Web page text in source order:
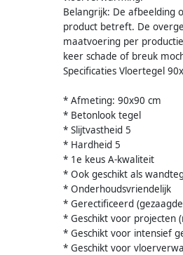
Belangrijk: De afbeelding
product betreft. De
maatvoering per
keer schade of breuk
Specificaties Vloertegel
* Afmeting: 90x90 cm
* Betonlook tegel
* Slijtvastheid 5
* Hardheid 5
* 1e keus A-kwaliteit
* Ook geschikt als
* Onderhoudsvriendelijk
* Gerectificeerd
* Geschikt voor projecten
* Geschikt voor intensief
* Geschikt voor